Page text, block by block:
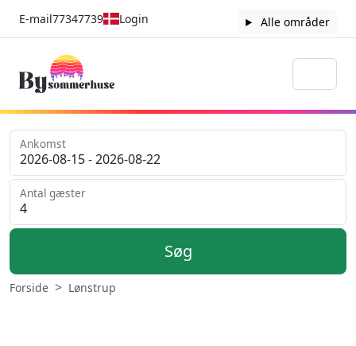
E-mail77347739 Login Alle områder
Ankomst
Antal gæster
Søg
Forside Lønstrup